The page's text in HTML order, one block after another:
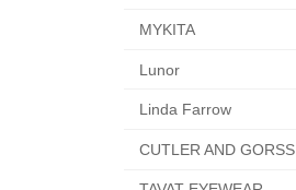
MYKITA
Lunor
Linda Farrow
CUTLER AND GORSS